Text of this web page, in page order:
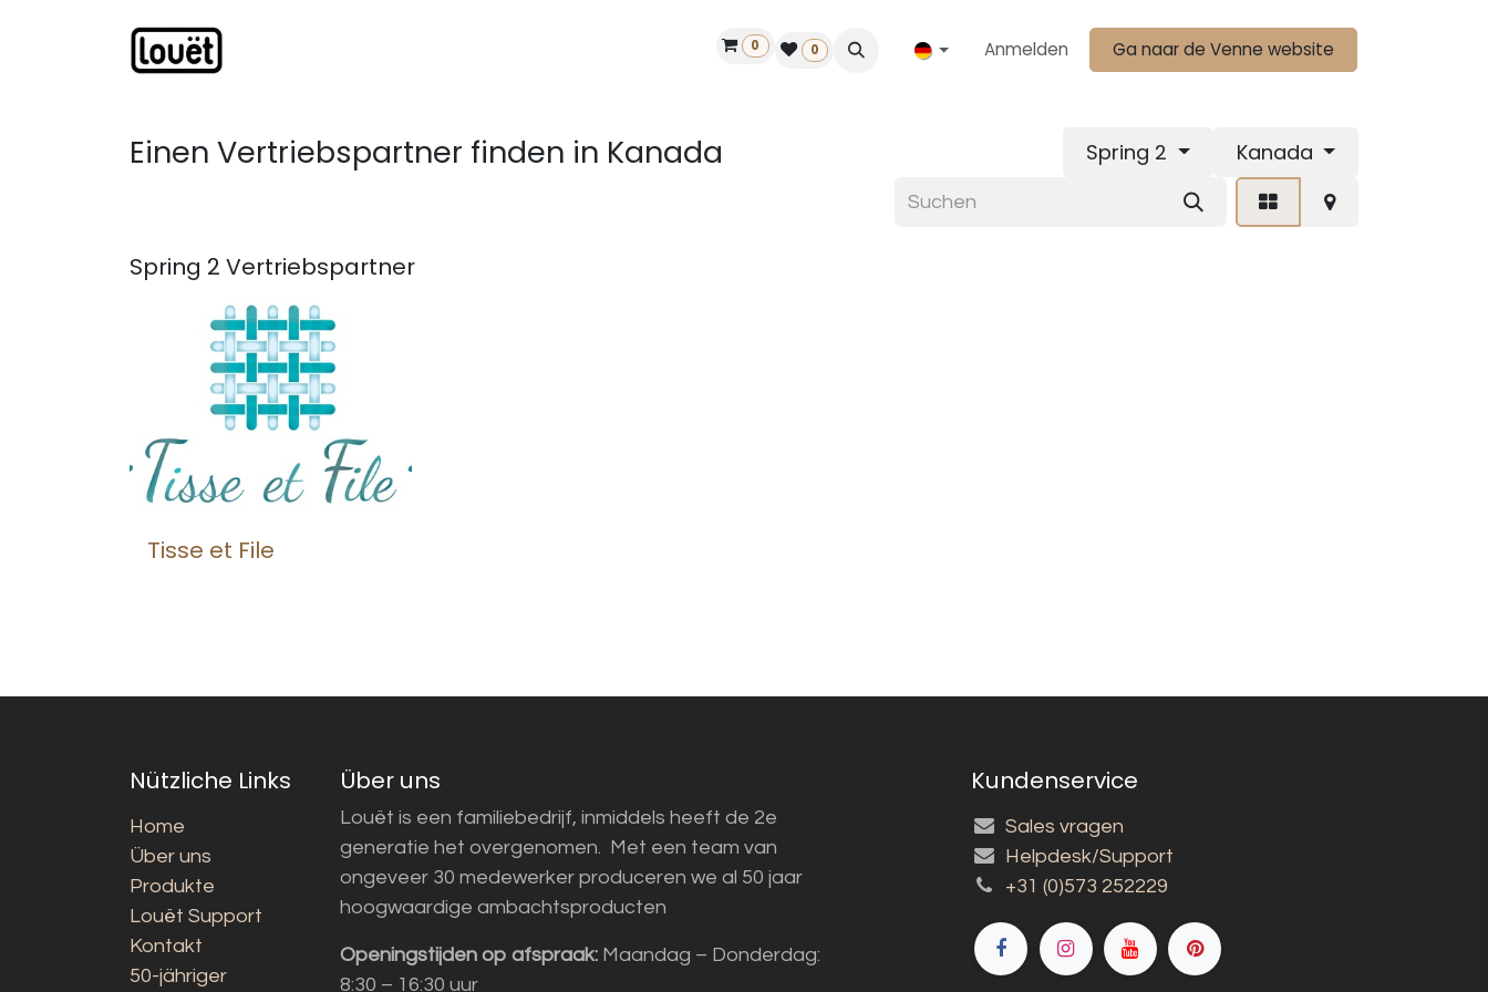
Finde einen Händler
0 0 Anmelden Ga naar de Venne website
Einen Vertriebspartner finden in Kanada Spring 2 Kanada
Spring 2 Vertriebspartner
Tisse et File
Nützliche Links
Home
Über uns
Produkte
Louët Support
Kontakt
50-jähriger
Über uns
Louët is een familiebedrijf, inmiddels heeft de 2e
generatie het overgenomen. Met een team van
ongeveer 30 medewerker produceren we al 50 jaar
hoogwaardige ambachtsproducten
Openingstijden op afspraak: Maandag – Donderdag:
8:30 – 16:30 uur
Kundenservice
Sales vragen
Helpdesk/Support
+31 (0)573 252229